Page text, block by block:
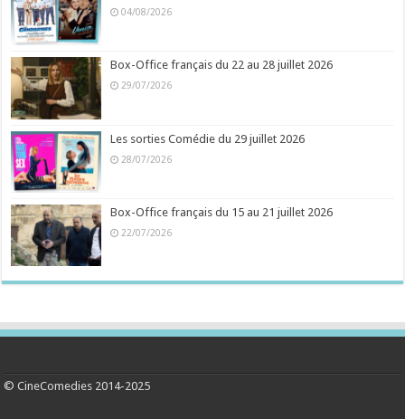
04/08/2026
Box-Office français du 22 au 28 juillet 2026
29/07/2026
Les sorties Comédie du 29 juillet 2026
28/07/2026
Box-Office français du 15 au 21 juillet 2026
22/07/2026
© CineComedies 2014-2025